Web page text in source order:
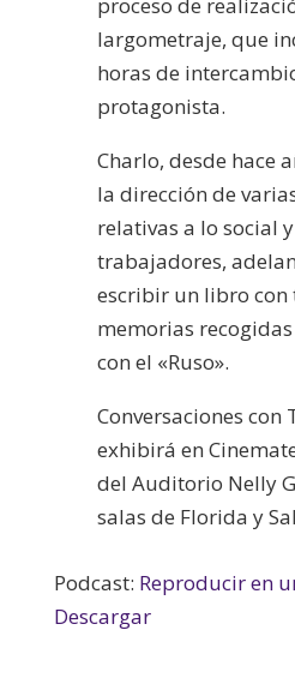
largometraje, que
horas de
protagonista.
Charlo, desde hace
la dirección de
relativas a lo social
trabajadores,
escribir un libro con
memorias
con el «Ruso».
Conversaciones con
exhibirá en
del Auditorio Nelly
salas de Florida y
Podcast: Reproducir en
Descargar